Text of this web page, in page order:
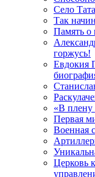
Село
Так
Память о
горжусь!
Евдокия
«В плену
Первая
Военная
Церковь